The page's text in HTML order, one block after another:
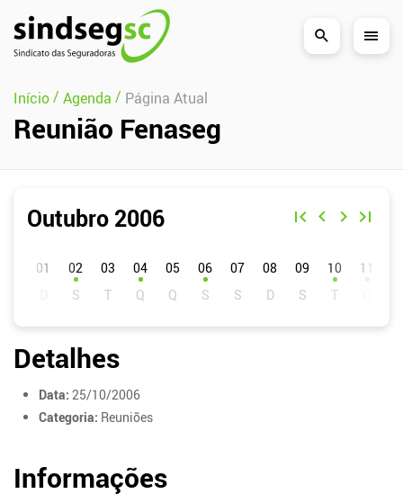
Pular Navegação (s)
Início/ Agenda / Página Atual
Reunião Fenaseg
Outubro 2006
01 02 03 04 05 06 07 08 09 10 11
Detalhes
Data: 25/10/2006
Categoria: Reuniões
Informações